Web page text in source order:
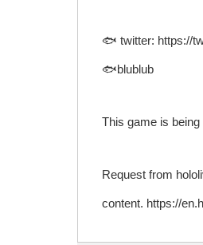
🐟 twitter: https://
🐟blublub
This game is
Request from
content. https://